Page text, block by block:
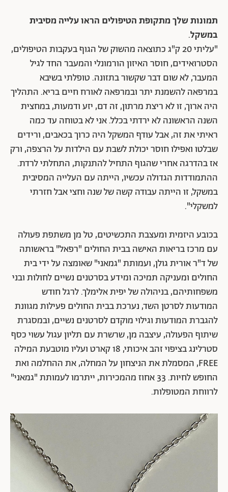
תמונות שלך מתקופת הטיפולים הראו עלייה מסיבית
במשקל.
"עליתי 20 ק"ג כתוצאה מהשוק של הגוף בעקבות הטיפולים,
הסטרואידים, חוסר האיזון הורמונלי והמעבר החד לגיל
המעבר, לא שום דבר שקשור בתזונה. טופלתי בשיבא
במרפאה להשמנת יתר ובמרפאה לאורח חיים בריא. התהליך
היה ארוך, זו לא ריצת מרתון, זה דם, יזע ודמעות, במחצית
השנה הראשונה לא ירדתי בכלל. אני לא בטוחה עד כמה
ראיתי את זה, אבל עודף המשקל היה כרוך בכאבים, ורידים
שבלטו ואפילו חוסר יכולת לשבת עם הילדות על הרצפה, ורק
אז בהדרגה אחרי שהגוף התחיל להתנקות, התחלתי לרדת.
ההתמודדות הגדולה עכשיו, הייתה עם העלייה המסיבית
במשקל, זו הייתה עבודה קשה של שנה וחצי אבל חזרתי
למשקלי".
בכובע היזמית ומעצבת התכשיטים, טל מן משתפת פעולה
עם מרכז בריאות האישה בבית החולים "רפאל" בראשותה
של ד"ר אורית גולן, ועמותת "גמאני" שאומצה על ידי בית
החולים ומעניקה תמיכה ומידע בסרטנים נשיים לחולות ובני
משפחותיהם, בניהולה של יפית אלימלך. לרגל חודש
המודעות לסרטן השד, נערכת בבית החולים פעילות מגוונת
להגברת המודעות וגילוי מוקדם לסרטנים נשיים, ובמסגרת
שיתוף הפעולה, עיצבה מן, שרשרת עם תליון עגול עשוי כסף
סטרלינג בציפוי זהב איכותי, 18 קארט ועליו מוטבעת המילה
FREE, המסמלת את הניצחון על המחלה, את ההחלמה ואת
החופש לחיות. 33 אחוז מהמכירות, ייתרמו לעמותת "גמאני"
לרווחת המטופלות.